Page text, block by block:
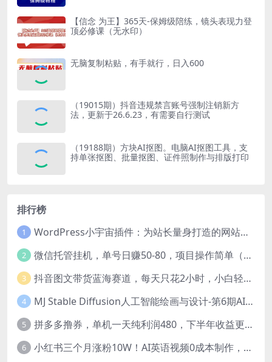
【信念 为王】365天-保姆级陪练，镜头表现力登
顶必修课（无水印）
无脑复制粘贴，有手就行，日入600
（19015期）抖音违规禁言账号强制注销新方
法，更新于26.6.23，有需要自行测试
（19188期）方块AI抠图。电脑AI抠图工具，支
持单张抠图、批量抠图、证件照制作与排版打印
排行榜
1 WordPress小宇宙插件：为站长量身打造的网站性能与SEO优化插件
2 微信托管挂机，单号日赚50-80，项目操作简单（附无限注册实名微信号教程）
3 抖音图文带货蓝海赛道，每天只花2小时，小白轻松过万
4 MJ Stable Diffusion人工智能绘画与设计-第6期AIGC课程（35节）
5 拼多多撸券，单机一天纯利润480，下半年收益更高，不限设备，不限IP。
6 小红书三个月涨粉10W！AI英语视频0成本制作，每天轻松日入2000+